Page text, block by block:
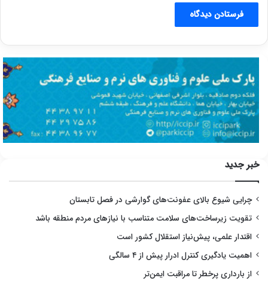
خبر جدید
چرایی شیوع بالای عفونت‌های گوارشی در فصل تابستان
تقویت زیرساخت‌های سلامت متناسب با نیازهای مردم منطقه باشد
اقتدار علمی، پیش‌نیاز استقلال کشور است
اهمیت یادگیری کنترل ادرار پیش از ۴ سالگی
از بارداری پرخطر تا مراقبت ایمن‌تر